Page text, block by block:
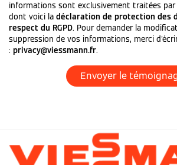
informations sont exclusivement traitées par
dont voici la déclaration de protection des
respect du RGPD. Pour demander la
suppression de vos informations, merci
: privacy@viessmann.fr.